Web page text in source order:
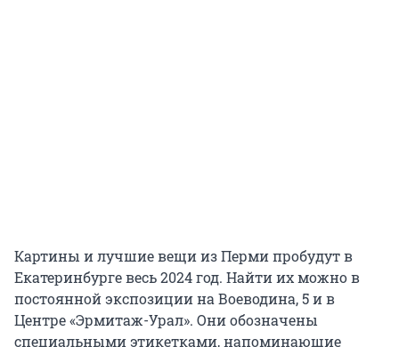
Картины и лучшие вещи из Перми пробудут в
Екатеринбурге весь 2024 год. Найти их можно в
постоянной экспозиции на Воеводина, 5 и в
Центре «Эрмитаж-Урал». Они обозначены
специальными этикетками, напоминающие